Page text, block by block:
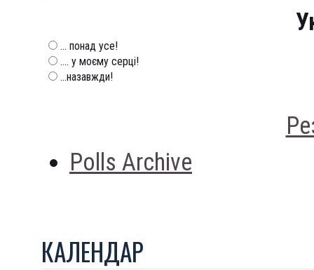
... понад усе!
.... у моєму серці!
...назавжди!
Polls Archive
КАЛЕНДАР